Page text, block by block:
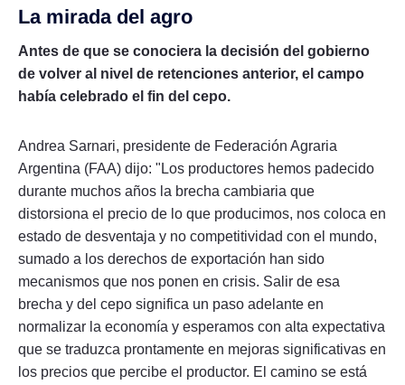
La mirada del agro
Antes de que se conociera la decisión del gobierno
de volver al nivel de retenciones anterior, el campo
había celebrado el fin del cepo.
Andrea Sarnari, presidente de Federación Agraria
Argentina (FAA) dijo: "Los productores hemos padecido
durante muchos años la brecha cambiaria que
distorsiona el precio de lo que producimos, nos coloca en
estado de desventaja y no competitividad con el mundo,
sumado a los derechos de exportación han sido
mecanismos que nos ponen en crisis. Salir de esa
brecha y del cepo significa un paso adelante en
normalizar la economía y esperamos con alta expectativa
que se traduzca prontamente en mejoras significativas en
los precios que percibe el productor. El camino se está